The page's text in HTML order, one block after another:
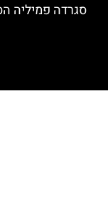
סגרדה פמיליה